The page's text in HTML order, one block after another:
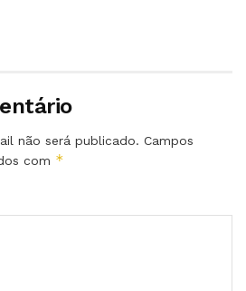
não será publicado. Campos
com *